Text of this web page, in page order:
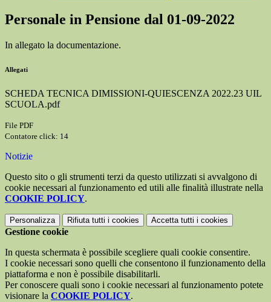
Personale in Pensione dal 01-09-2022
In allegato la documentazione.
Allegati
SCHEDA TECNICA DIMISSIONI-QUIESCENZA 2022.23 UIL
SCUOLA.pdf
File PDF
Contatore click: 14
Notizie
Questo sito o gli strumenti terzi da questo utilizzati si avvalgono di
cookie necessari al funzionamento ed utili alle finalità illustrate nella
COOKIE POLICY.
Personalizza Rifiuta tutti i cookies Accetta tutti i cookies
Gestione cookie
In questa schermata è possibile scegliere quali cookie consentire.
I cookie necessari sono quelli che consentono il funzionamento della
piattaforma e non è possibile disabilitarli.
Per conoscere quali sono i cookie necessari al funzionamento potete
visionare la COOKIE POLICY.